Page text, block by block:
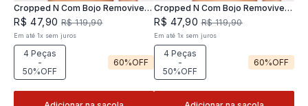
Cropped N Com Bojo Removivel
Joy
R$ 47, 90 R$ 119,90
Em até1x sem juros
4 Peças
-
50%OFF
60%OFF
Cropped N Com Bojo Removivel
Joy
R$ 47,90 R$ 119,90
Em até 1x sem juros
4 Peças
-
50%OFF
60%OFF